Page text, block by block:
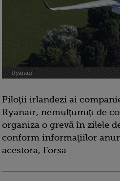
Ryanair
Piloţii irlandezi ai
Ryanair, nemulţumiţi de
organiza o grevă în zilele
conform informaţiilor
acestora, Forsa.